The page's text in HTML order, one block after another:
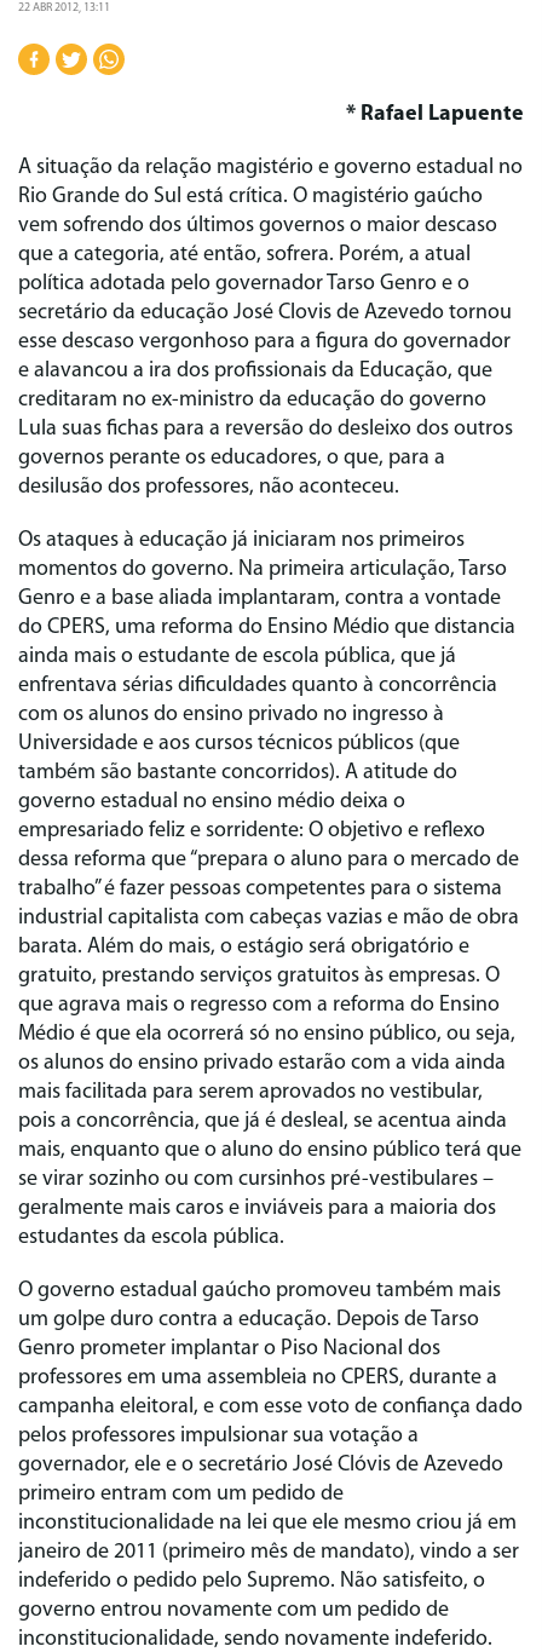
22 ABR 2012, 13:11
* Rafael Lapuente
A situação da relação magistério e governo estadual no
Rio Grande do Sul está crítica. O magistério gaúcho
vem sofrendo dos últimos governos o maior descaso
que a categoria, até então, sofrera. Porém, a atual
política adotada pelo governador Tarso Genro e o
secretário da educação José Clovis de Azevedo tornou
esse descaso vergonhoso para a figura do governador
e alavancou a ira dos profissionais da Educação, que
creditaram no ex-ministro da educação do governo
Lula suas fichas para a reversão do desleixo dos outros
governos perante os educadores, o que, para a
desilusão dos professores, não aconteceu.
Os ataques à educação já iniciaram nos primeiros
momentos do governo. Na primeira articulação, Tarso
Genro e a base aliada implantaram, contra a vontade
do CPERS, uma reforma do Ensino Médio que distancia
ainda mais o estudante de escola pública, que já
enfrentava sérias dificuldades quanto à concorrência
com os alunos do ensino privado no ingresso à
Universidade e aos cursos técnicos públicos (que
também são bastante concorridos). A atitude do
governo estadual no ensino médio deixa o
empresariado feliz e sorridente: O objetivo e reflexo
dessa reforma que “prepara o aluno para o mercado de
trabalho” é fazer pessoas competentes para o sistema
industrial capitalista com cabeças vazias e mão de obra
barata. Além do mais, o estágio será obrigatório e
gratuito, prestando serviços gratuitos às empresas. O
que agrava mais o regresso com a reforma do Ensino
Médio é que ela ocorrerá só no ensino público, ou seja,
os alunos do ensino privado estarão com a vida ainda
mais facilitada para serem aprovados no vestibular,
pois a concorrência, que já é desleal, se acentua ainda
mais, enquanto que o aluno do ensino público terá que
se virar sozinho ou com cursinhos pré-vestibulares –
geralmente mais caros e inviáveis para a maioria dos
estudantes da escola pública.
O governo estadual gaúcho promoveu também mais
um golpe duro contra a educação. Depois de Tarso
Genro prometer implantar o Piso Nacional dos
professores em uma assembleia no CPERS, durante a
campanha eleitoral, e com esse voto de confiança dado
pelos professores impulsionar sua votação a
governador, ele e o secretário José Clóvis de Azevedo
primeiro entram com um pedido de
inconstitucionalidade na lei que ele mesmo criou já em
janeiro de 2011 (primeiro mês de mandato), vindo a ser
indeferido o pedido pelo Supremo. Não satisfeito, o
governo entrou novamente com um pedido de
inconstitucionalidade, sendo novamente indeferido.